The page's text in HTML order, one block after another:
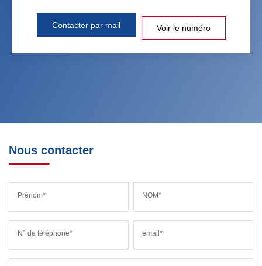
Contacter par mail Voir le numéro
Nous contacter
Prénom* NOM*
N° de téléphone* email*